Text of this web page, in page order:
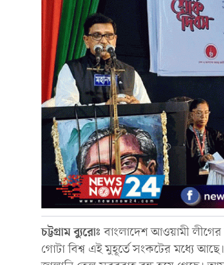
চট্টগ্রাম ব্যুরোঃ বাংলাদেশ আওয়ামী
গোটা বিশ্ব এই মুহূর্তে সংকটের মধ্যে